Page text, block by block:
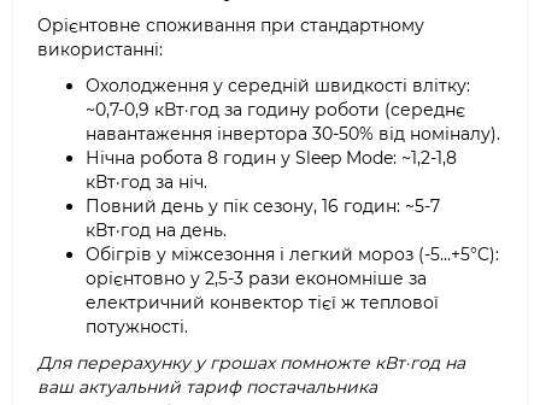
Орієнтовне споживання при стандартному
використанні:
Охолодження у середній швидкості влітку:
~0,7-0,9 кВт·год за годину роботи (середнє
навантаження інвертора 30-50% від номіналу).
Нічна робота 8 годин у Sleep Mode: ~1,2-1,8
кВт·год за ніч.
Повний день у пік сезону, 16 годин: ~5-7
кВт·год на день.
Обігрів у міжсезоння і легкий мороз (-5...+5°C):
орієнтовно у 2,5-3 рази економніше за
електричний конвектор тієї ж теплової
потужності.
Для перерахунку у грошах помножте кВт·год на
ваш актуальний тариф постачальника